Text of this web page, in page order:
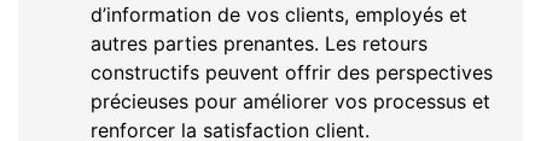
d’information de vos clients, employés et
autres parties prenantes. Les retours
constructifs peuvent offrir des perspectives
précieuses pour améliorer vos processus et
renforcer la satisfaction client.